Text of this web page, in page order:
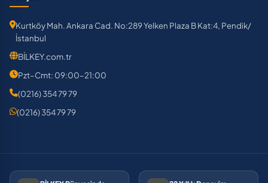
Kurtköy Mah. Ankara Cad. No:289 Yelken Plaza B Kat:4, Pendik/
İstanbul
BİLKEY.com.tr
Pzt–Cmt: 09:00–21:00
(0216) 354 79 79
(0216) 354 79 79